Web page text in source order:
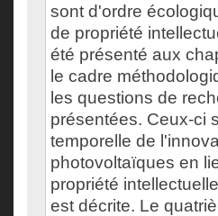
sont d'ordre
de propriété
été présenté aux
le cadre
les questions de
présentées. Ceux-ci
temporelle de
photovoltaïques en
propriété
est décrite. Le